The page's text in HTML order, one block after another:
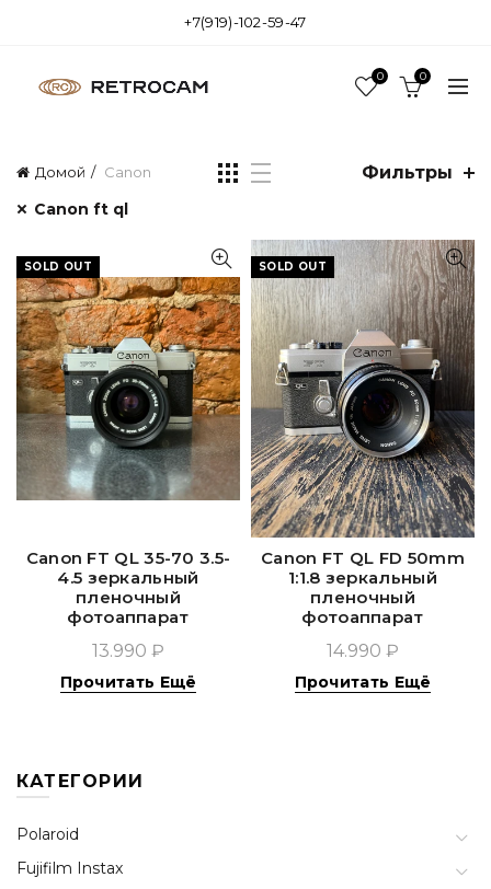
+7(919)-102-59-47
0 0
Домой Canon Фильтры
Canon ft ql
SOLD OUT
Canon FT QL 35-70 3.5-
4.5 зеркальный
пленочный
фотоаппарат
13.990 ₽
Прочитать Ещё
SOLD OUT
Canon FT QL FD 50mm
1:1.8 зеркальный
пленочный
фотоаппарат
14.990 ₽
Прочитать Ещё
КАТЕГОРИИ
Polaroid
Fujifilm Instax